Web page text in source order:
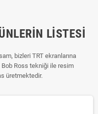
LISTESI
bizleri TRT ekranlarına
Bob Ross tekniği ile resim
üretmektedir.